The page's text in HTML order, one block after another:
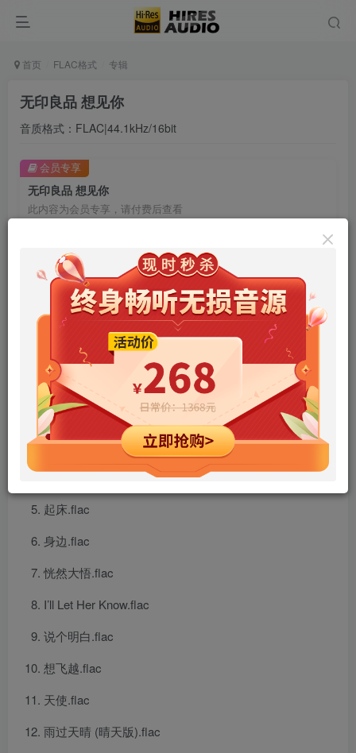
首页 FLAC格式 专辑
无印良品 想见你
音质格式：FLAC|44.1kHz/16bit
无印良品 想见你
此内容为会员专享，请付费后查看
9.9 99
年卡会员 免费 永久会员
立即购买
您当前未登录！建议登陆后购买，可保存购买订单
会员专享
想见你.flac
伤心地铁.flac
雨过天晴.flac
没你的日子.flac
起床.flac
身边.flac
恍然大悟.flac
I’ll Let Her Know.flac
说个明白.flac
想飞越.flac
天使.flac
雨过天晴 (晴天版).flac